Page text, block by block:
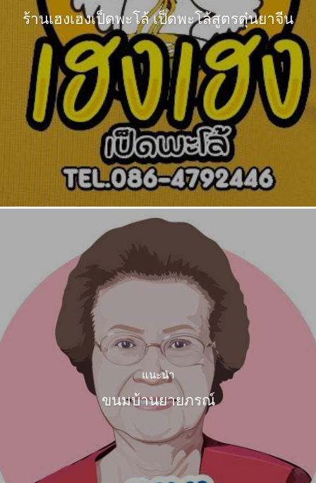
ร้านเฮงเฮงเป็ดพะโล้ เป็ดพะโล้สูตรตุ๋นยาจีน
แนะนำ
ขนมบ้านยายภรณ์